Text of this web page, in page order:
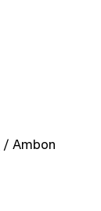
/ Ambon